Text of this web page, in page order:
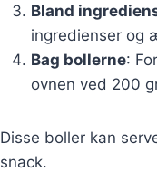
Bland
ingredienser og
Bag bollerne:
ovnen ved 200
Disse boller kan
snack.